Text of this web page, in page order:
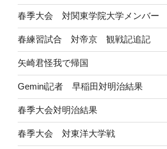
春季大会 対関東学院大学メンバー
春練習試合 対帝京 観戦記追記
矢崎君怪我で帰国
Gemini記者 早稲田対明治結果
春季大会対明治結果
春季大会 対東洋大学戦